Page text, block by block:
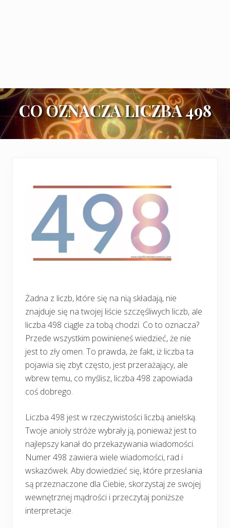
CO OZNACZA LICZBA 498
Żadna z liczb, które się na nią składają, nie
znajduje się na twojej liście szczęśliwych liczb, ale
liczba 498 ciągle za tobą chodzi. Co to oznacza?
Przede wszystkim powinieneś wiedzieć, że nie
jest to zły omen. To prawda, że fakt, iż liczba ta
pojawia się zbyt często, jest przerażający, ale
wbrew temu, co myślisz, liczba 498 zapowiada
coś dobrego.
Liczba 498 jest w rzeczywistości liczbą anielską.
Twoje anioły stróże wybrały ją, ponieważ jest to
najlepszy kanał do przekazywania wiadomości.
Numer 498 zawiera wiele wiadomości, rad i
wskazówek. Aby dowiedzieć się, które przesłania
są przeznaczone dla Ciebie, skorzystaj ze swojej
wewnętrznej mądrości i przeczytaj poniższe
interpretacje.